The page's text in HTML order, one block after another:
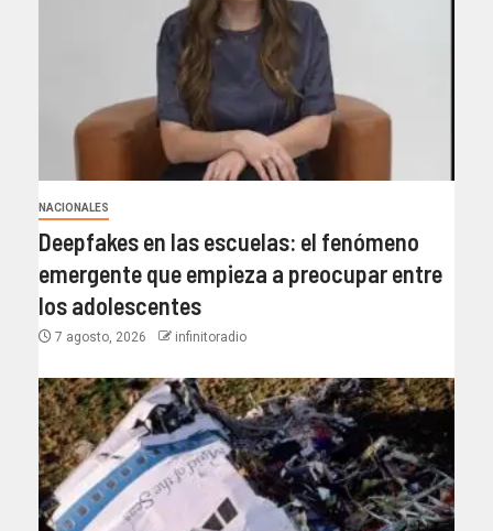
NACIONALES
Deepfakes en las escuelas: el fenómeno
emergente que empieza a preocupar entre
los adolescentes
7 agosto, 2026 infinitoradio